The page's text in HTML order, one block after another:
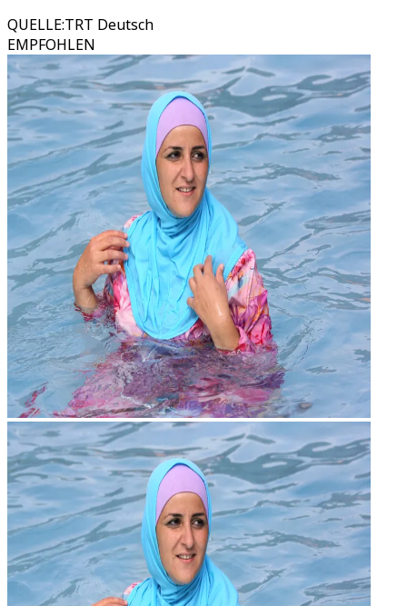
QUELLE:TRT Deutsch
EMPFOHLEN